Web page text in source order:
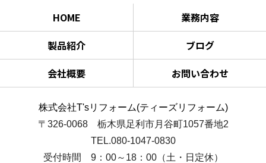
HOME
業務内容
製品紹介
ブログ
会社概要
お問い合わせ
株式会社T'sリフォーム(ティーズリフォーム)
〒326-0068 栃木県足利市月谷町1057番地2
TEL.080-1047-0830
受付時間 9：00～18：00（土・日定休）